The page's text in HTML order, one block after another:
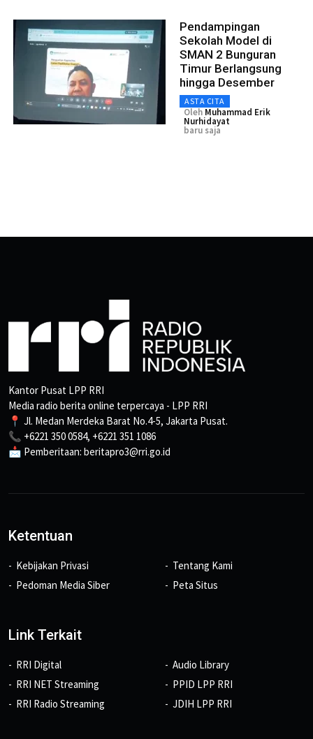
Pendampingan
Sekolah Model di
SMAN 2 Bunguran
Timur Berlangsung
hingga Desember
ASTA CITA
Oleh Muhammad Erik
Nurhidayat
baru saja
Kantor Pusat LPP RRI
Media radio berita online terpercaya - LPP RRI
📍 Jl. Medan Merdeka Barat No.4-5, Jakarta Pusat.
📞 +6221 350 0584, +6221 351 1086
📩 Pemberitaan: beritapro3@rri.go.id
Ketentuan
Kebijakan Privasi
Pedoman Media Siber
Tentang Kami
Peta Situs
Link Terkait
RRI Digital
RRI NET Streaming
RRI Radio Streaming
Audio Library
PPID LPP RRI
JDIH LPP RRI